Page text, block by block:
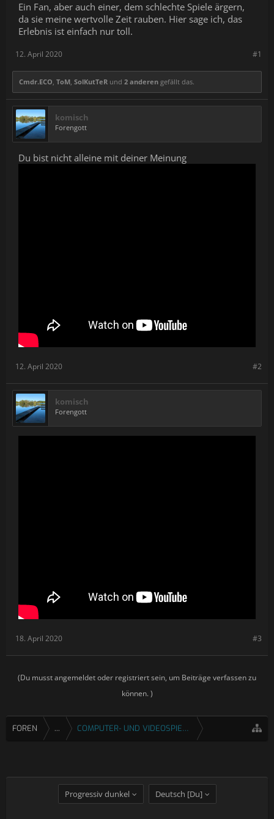
Ein Fan, aber auch einer, dem schlechte Spiele ärgern,
da sie meine wertvolle Zeit rauben. Hier sage ich, das
Erlebnis ist einfach nur toll.
#1
12. April 2020
Cmdr.ECO, ToM, SolKutTeR und 2 anderen gefällt das.
komisch
Forengott
Du bist nicht alleine mit deiner Meinung
#2
12. April 2020
komisch
Forengott
#3
18. April 2020
(Du musst angemeldet oder registriert sein, um Beiträge verfassen zu
können. )
FOREN ... COMPUTER- UND VIDEOSPIELE
Progressiv dunkel Deutsch [Du]